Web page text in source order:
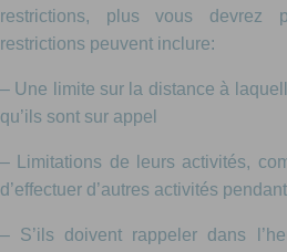
restrictions, plus vous devrez
restrictions peuvent inclure:
– Une limite sur la distance à
qu’ils sont sur appel
– Limitations de leurs activités,
d’effectuer d’autres activités
– S’ils doivent rappeler dans